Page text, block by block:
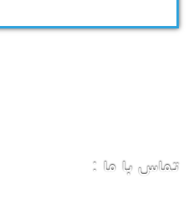
تماس با ما :